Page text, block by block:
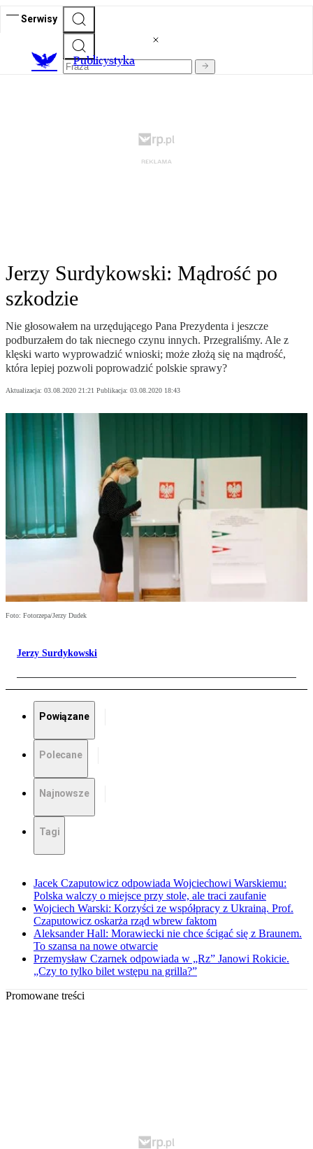
Serwisy
Publicystyka
Jerzy Surdykowski: Mądrość po
szkodzie
Nie głosowałem na urzędującego Pana Prezydenta i jeszcze
podburzałem do tak niecnego czynu innych. Przegraliśmy. Ale z
klęski warto wyprowadzić wnioski; może złożą się na mądrość,
która lepiej pozwoli poprowadzić polskie sprawy?
Aktualizacja: 03.08.2020 21:21 Publikacja: 03.08.2020 18:43
Foto: Fotorzepa/Jerzy Dudek
Jerzy Surdykowski
Powiązane
Polecane
Najnowsze
Tagi
Jacek Czaputowicz odpowiada Wojciechowi Warskiemu:
Polska walczy o miejsce przy stole, ale traci zaufanie
Wojciech Warski: Korzyści ze współpracy z Ukrainą. Prof.
Czaputowicz oskarża rząd wbrew faktom
Aleksander Hall: Morawiecki nie chce ścigać się z Braunem.
To szansa na nowe otwarcie
Przemysław Czarnek odpowiada w „Rz” Janowi Rokicie.
„Czy to tylko bilet wstępu na grilla?”
Promowane treści